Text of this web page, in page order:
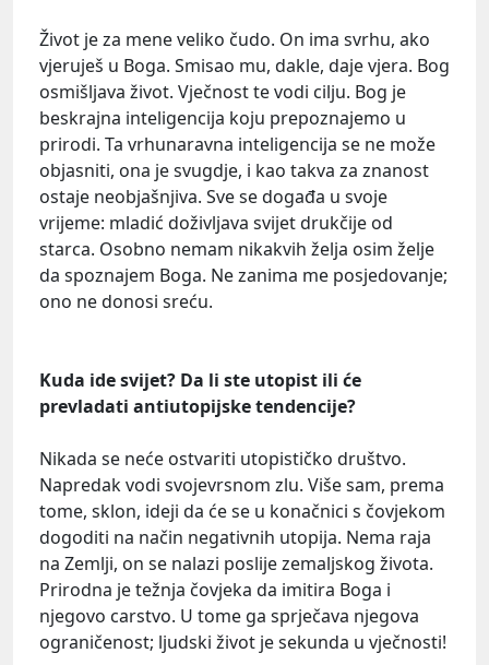
Život je za mene veliko čudo. On ima svrhu, ako
vjeruješ u Boga. Smisao mu, dakle, daje vjera. Bog
osmišljava život. Vječnost te vodi cilju. Bog je
beskrajna inteligencija koju prepoznajemo u
prirodi. Ta vrhunaravna inteligencija se ne može
objasniti, ona je svugdje, i kao takva za znanost
ostaje neobjašnjiva. Sve se događa u svoje
vrijeme: mladić doživljava svijet drukčije od
starca. Osobno nemam nikakvih želja osim želje
da spoznajem Boga. Ne zanima me posjedovanje;
ono ne donosi sreću.
Kuda ide svijet? Da li ste utopist ili će
prevladati antiutopijske tendencije?
Nikada se neće ostvariti utopističko društvo.
Napredak vodi svojevrsnom zlu. Više sam, prema
tome, sklon, ideji da će se u konačnici s čovjekom
dogoditi na način negativnih utopija. Nema raja
na Zemlji, on se nalazi poslije zemaljskog života.
Prirodna je težnja čovjeka da imitira Boga i
njegovo carstvo. U tome ga sprječava njegova
ograničenost; ljudski život je sekunda u vječnosti!